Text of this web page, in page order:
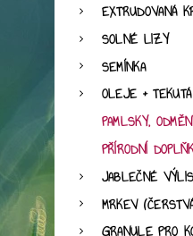
EXTRUDOVANÁ
SOLNÉ LIZY
SEMÍNKA
OLEJE +
PAMLSKY,
PŘÍRODNÍ
JABLEČNÉ
MRKEV